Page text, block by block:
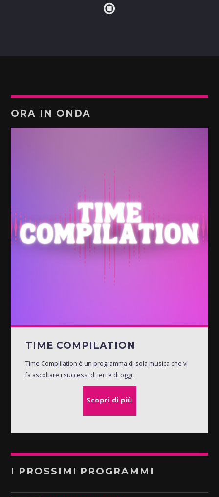
ORA IN ONDA
TIME COMPILATION
Time Complilation è un programma di sola musica che vi
fa ascoltare i successi di ieri e di oggi.
Scopri di più
I PROSSIMI PROGRAMMI